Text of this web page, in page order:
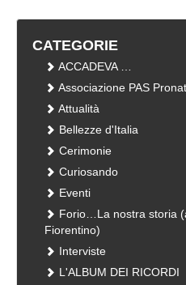
CATEGORIE
ACCADEVA …
Associazione PAS
Attualità
Bellezze d'Italia
Cerimonie
Curiosando
Eventi
Forio…La nostra storia
Fiorentino)
Interviste
L'ALBUM DEI RICORDI